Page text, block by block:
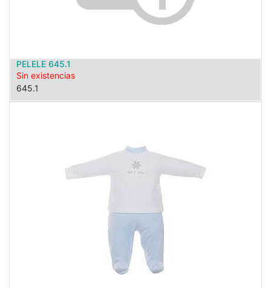
PELELE 645.1
Sin existencias
645.1